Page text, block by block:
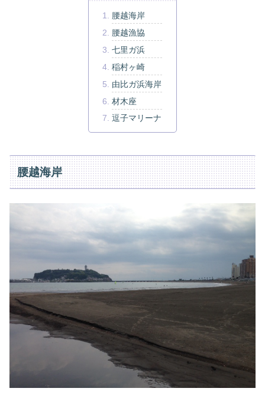
腰越海岸
腰越漁協
七里ガ浜
稲村ヶ崎
由比ガ浜海岸
材木座
逗子マリーナ
腰越海岸